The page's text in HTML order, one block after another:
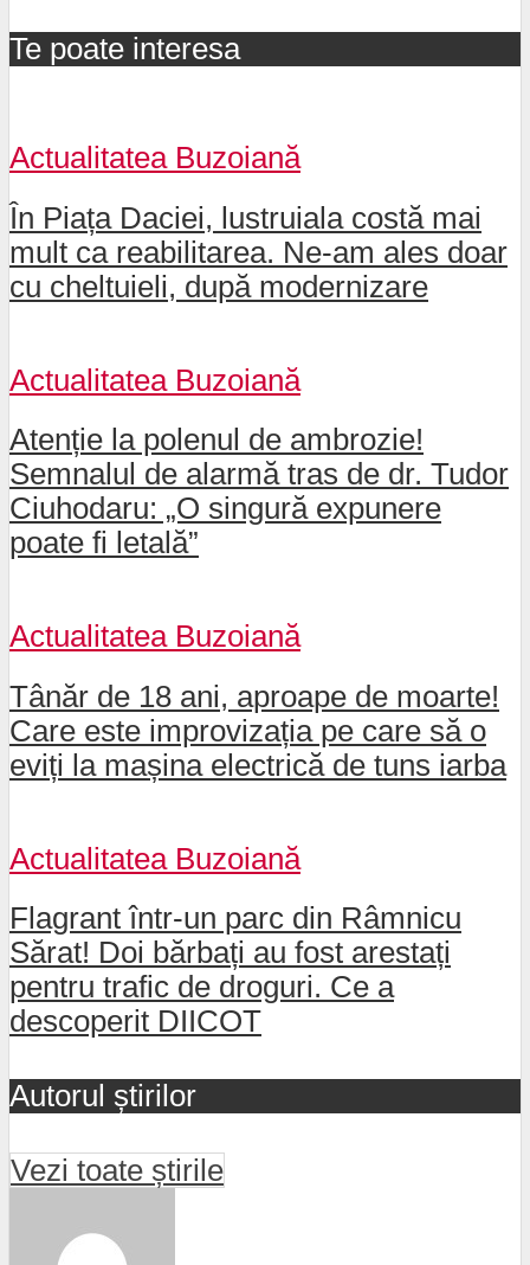
Te poate interesa
Actualitatea Buzoiană
În Piața Daciei, lustruiala costă mai
mult ca reabilitarea. Ne-am ales doar
cu cheltuieli, după modernizare
Actualitatea Buzoiană
Atenție la polenul de ambrozie!
Semnalul de alarmă tras de dr. Tudor
Ciuhodaru: „O singură expunere
poate fi letală”
Actualitatea Buzoiană
Tânăr de 18 ani, aproape de moarte!
Care este improvizația pe care să o
eviți la mașina electrică de tuns iarba
Actualitatea Buzoiană
Flagrant într-un parc din Râmnicu
Sărat! Doi bărbați au fost arestați
pentru trafic de droguri. Ce a
descoperit DIICOT
Autorul știrilor
Vezi toate știrile